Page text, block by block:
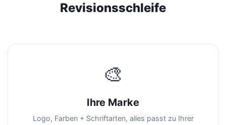
Revisionsschleife
🎨
Ihre Marke
Logo, Farben + Schriftarten, alles passt zu Ihrer